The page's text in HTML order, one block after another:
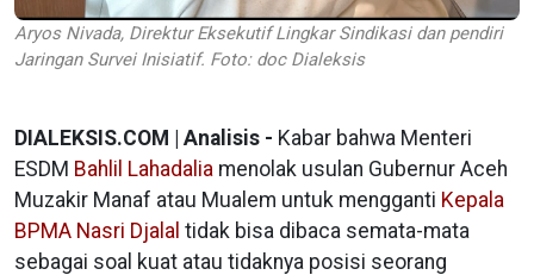
Aryos Nivada, Direktur Eksekutif Lingkar Sindikasi dan pendiri
Jaringan Survei Inisiatif. Foto: doc Dialeksis
DIALEKSIS.COM | Analisis - Kabar bahwa Menteri
ESDM Bahlil Lahadalia menolak usulan Gubernur Aceh
Muzakir Manaf atau Mualem untuk mengganti Kepala
BPMA Nasri Djalal tidak bisa dibaca semata-mata
sebagai soal kuat atau tidaknya posisi seorang